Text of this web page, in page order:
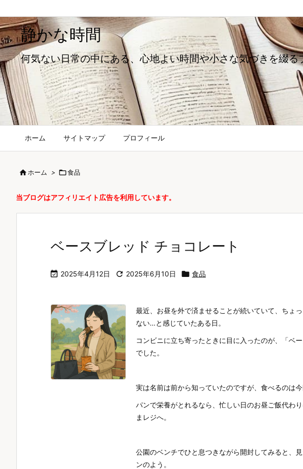
静かな時間
何気ない日常の中にある、心地よい時間や小さな気づきを綴
ホーム サイトマップ プロフィール
ホーム > 食品
当ブログはアフィリエイト広告を利用しています。
ベースブレッド チョコレート
 2025年4月12日  2025年6月10日  食品
最近、お昼を外で済ませることが続いていて、ちょ
ない…と感じていたある日。
コンビニに立ち寄ったときに目に入ったのが、「ベ
でした。
実は名前は前から知っていたのですが、食べるのは今
パンで栄養がとれるなら、忙しい日のお昼ご飯代わ
まレジへ。
公園のベンチでひと息つきながら開封してみると、
ンのよう。